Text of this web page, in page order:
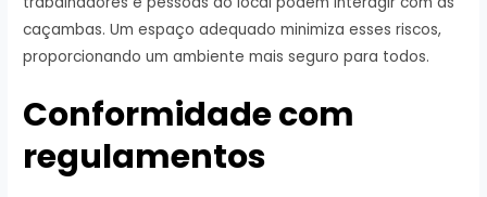
caçambas. Um espaço adequado minimiza esses riscos,
proporcionando um ambiente mais seguro para todos.
Conformidade com
regulamentos